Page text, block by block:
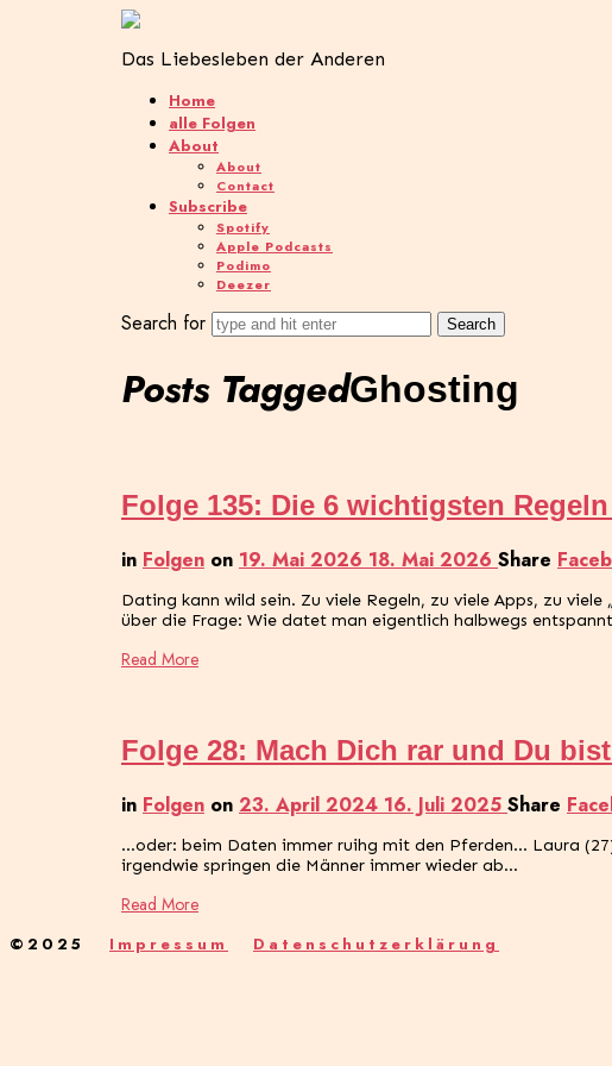
Das Liebesleben der Anderen
Home
alle Folgen
About
About
Contact
Subscribe
Spotify
Apple Podcasts
Podimo
Deezer
Search for
Posts TaggedGhosting
Folge 135: Die 6 wichtigsten
in Folgen on 19. Mai 2026 18. Mai 2026 Share
Dating kann wild sein. Zu viele Regeln, zu viele Apps, zu
über die Frage: Wie datet man eigentlich halbwegs
Read More
Folge 28: Mach Dich rar und Du
in Folgen on 23. April 2024 16. Juli 2025 Share
…oder: beim Daten immer ruihg mit den Pferden… Laura
irgendwie springen die Männer immer wieder ab…
Read More
©2025 Impressum Datenschutzerklärung